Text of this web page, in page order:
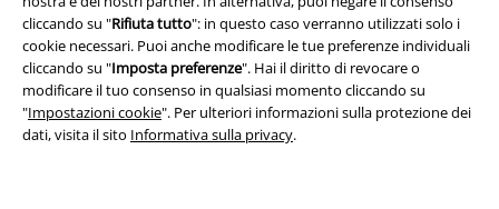
cliccando su "Rifiuta tutto": in questo caso verranno utilizzati solo i
cookie necessari. Puoi anche modificare le tue preferenze individuali
cliccando su "Imposta preferenze". Hai il diritto di revocare o
modificare il tuo consenso in qualsiasi momento cliccando su
"Impostazioni cookie". Per ulteriori informazioni sulla protezione dei
dati, visita il sito Informativa sulla privacy.
A Warner Music Group Company